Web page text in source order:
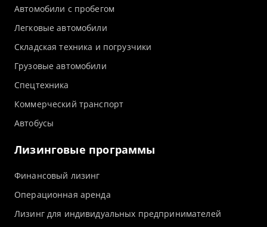
Автомобили с пробегом
Легковые автомобили
Складская техника и погрузчики
Грузовые автомобили
Спецтехника
Коммерческий транспорт
Автобусы
Лизинговые программы
Финансовый лизинг
Операционная аренда
Лизинг для индивидуальных предпринимателей